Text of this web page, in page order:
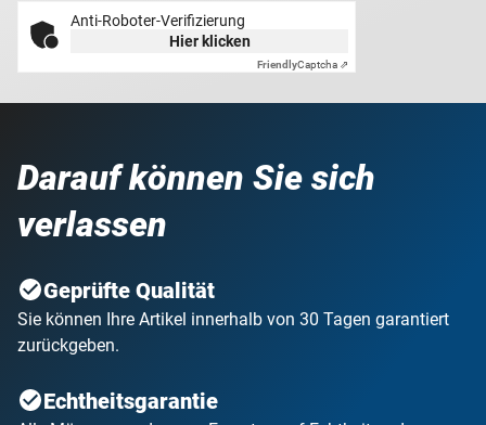
Anti-Roboter-Verifizierung
Hier klicken
FriendlyCaptcha ⇗
Darauf können Sie sich
verlassen
Geprüfte Qualität
Sie können Ihre Artikel innerhalb von 30 Tagen garantiert
zurückgeben.
Echtheitsgarantie